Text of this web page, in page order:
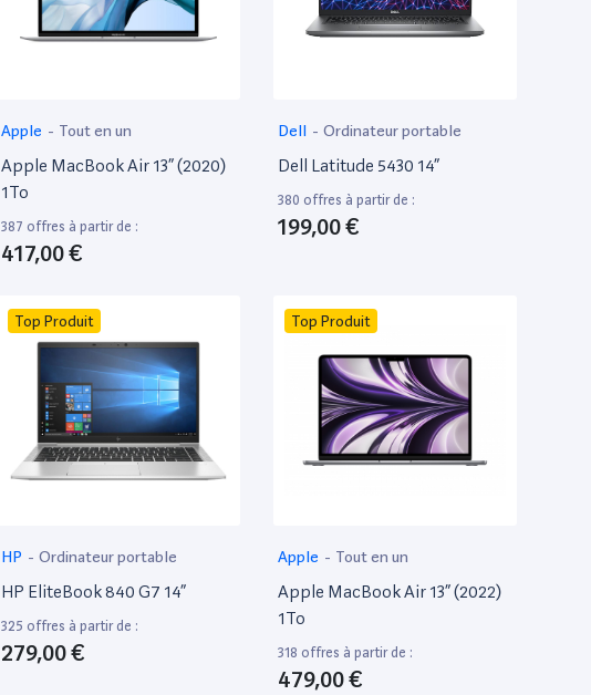
Apple - Tout en un
Apple MacBook Air 13” (2020)
1To
387 offres à partir de :
417,00 €
Dell - Ordinateur portable
Dell Latitude 5430 14”
380 offres à partir de :
199,00 €
Top Produit
HP - Ordinateur portable
HP EliteBook 840 G7 14”
325 offres à partir de :
279,00 €
Top Produit
Apple - Tout en un
Apple MacBook Air 13” (2022)
1To
318 offres à partir de :
479,00 €